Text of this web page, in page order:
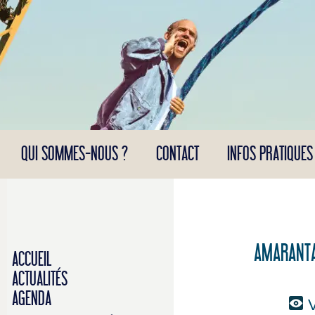
Panneau de gestion des cookies
QUI SOMMES-NOUS ? CONTACT INFOS PRATIQUES
ACCUEIL
ACTUALITÉS
AGENDA